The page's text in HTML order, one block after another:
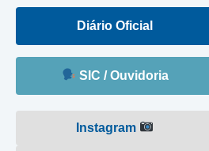
Diário Oficial
SIC / Ouvidoria
Instagram